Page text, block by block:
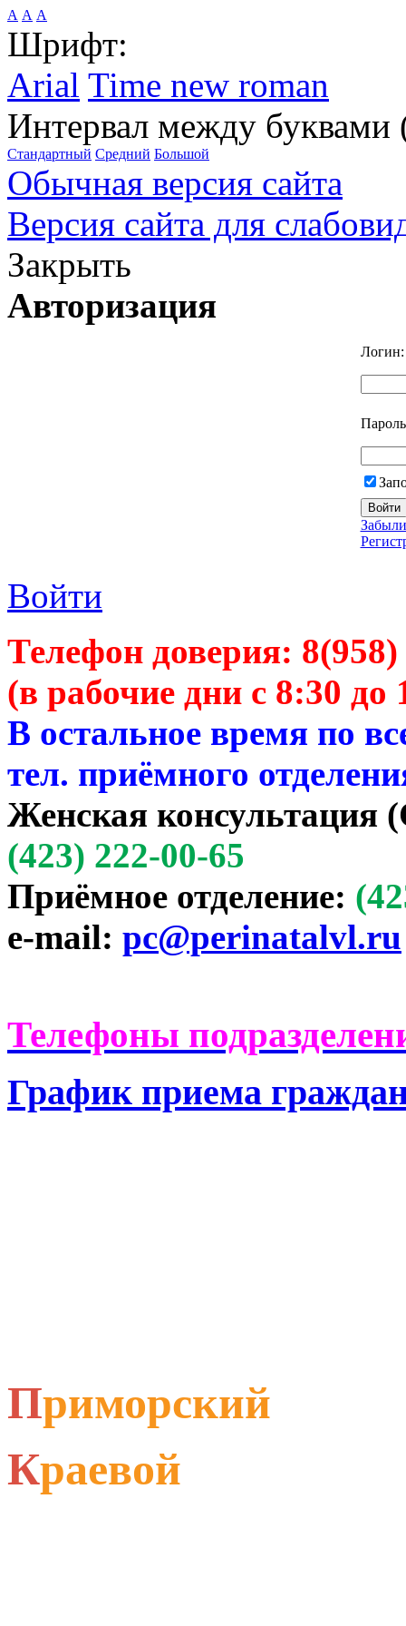
А А А
Шрифт:
Arial Time new roman
Интервал между буквами
Стандартный Средний Большой
Обычная версия сайта
Версия сайта для
Закрыть
Авторизация
Логин:
Войти
Телефон доверия:
(в рабочие дни с 8:30 до
В остальное время по
тел. приёмного
Женская консультация
(423) 222-00-65
Приёмное отделение:
e-mail: pc@perinatalvl.ru
Телефоны
График приема
Приморский
Краевой